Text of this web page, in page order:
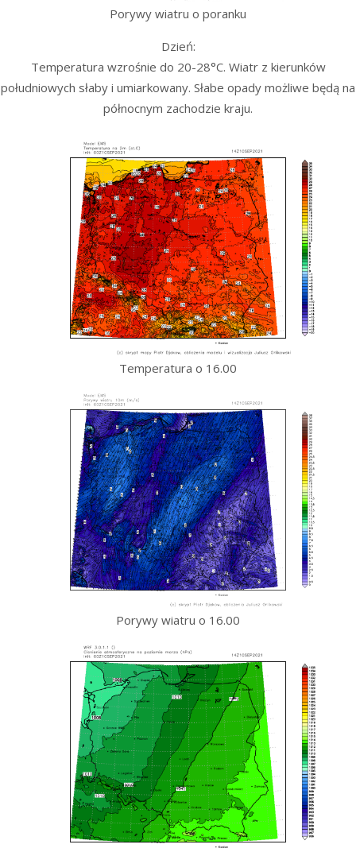
Porywy wiatru o poranku
Dzień:
Temperatura wzrośnie do 20-28°C. Wiatr z kierunków
południowych słaby i umiarkowany. Słabe opady możliwe będą na
północnym zachodzie kraju.
Temperatura o 16.00
Porywy wiatru o 16.00